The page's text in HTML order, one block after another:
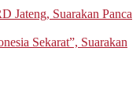
Jateng, Suarakan Panca
Sekarat”, Suarakan